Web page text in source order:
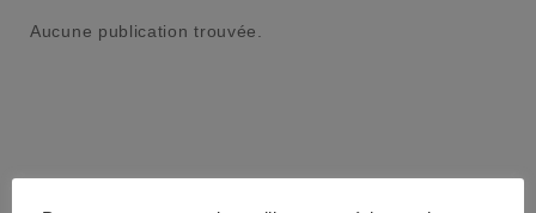
Aucune publication trouvée.